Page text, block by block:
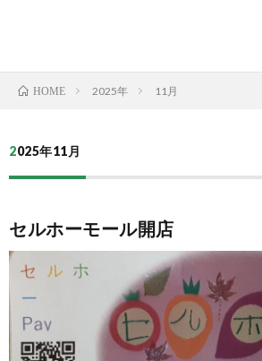
HOME 2025年 11月
2025年11月
セルホーモール開店